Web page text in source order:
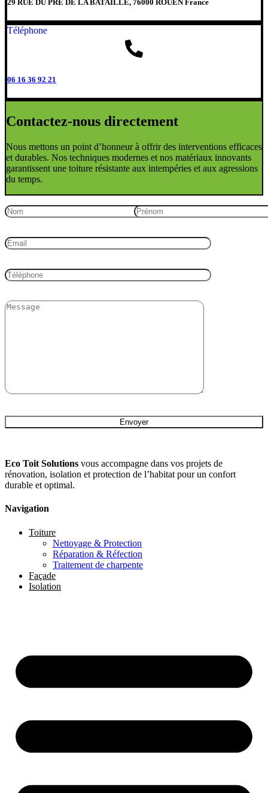
29 RUE DU PRE DE LA BATAILLE, 76000 ROUEN France
Téléphone
06 16 36 92 21
Contactez-nous directement
Nous mettons un point d’honneur à offrir des interventions efficaces
et durables. Nos techniques modernes et nos matériaux innovants
garantissent une toiture résistante aux intempéries et aux agressions
du temps.
Eco Toit Solutions vous accompagne dans vos projets de
rénovation, isolation et protection de l’habitat pour un confort
durable et optimal.
Navigation
Toiture
Nettoyage & Protection
Réparation & Réfection
Traitement de charpente
Façade
Isolation